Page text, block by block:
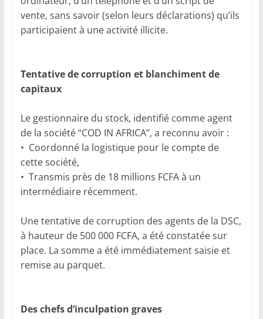
vente, sans savoir (selon leurs déclarations) qu’ils
participaient à une activité illicite.
Tentative de corruption et blanchiment de
capitaux
Le gestionnaire du stock, identifié comme agent
de la société “COD IN AFRICA”, a reconnu avoir :
• Coordonné la logistique pour le compte de
cette société,
• Transmis près de 18 millions FCFA à un
intermédiaire récemment.
Une tentative de corruption des agents de la DSC,
à hauteur de 500 000 FCFA, a été constatée sur
place. La somme a été immédiatement saisie et
remise au parquet.
Des chefs d’inculpation graves